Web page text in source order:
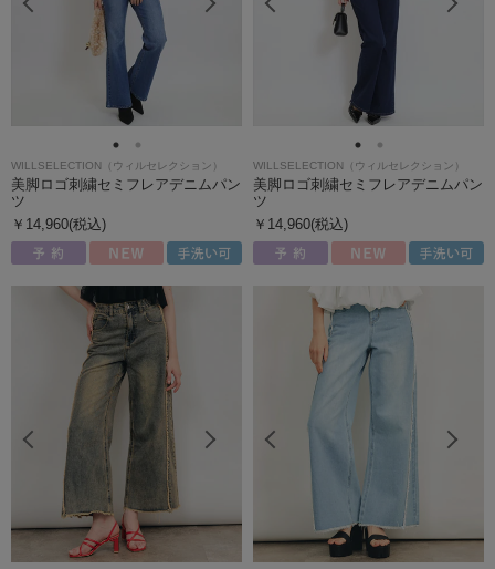
WILLSELECTION（ウィルセレクション）
美脚ロゴ刺繍セミフレアデニムパン
ツ
￥14,960(税込)
WILLSELECTION（ウィルセレクション）
美脚ロゴ刺繍セミフレアデニムパン
ツ
￥14,960(税込)